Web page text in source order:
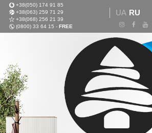
+38(050) 174 91 85
+38(063) 259 71 29
+38(068) 256 21 39
(0800) 33 64 15 - FREE
UA RU